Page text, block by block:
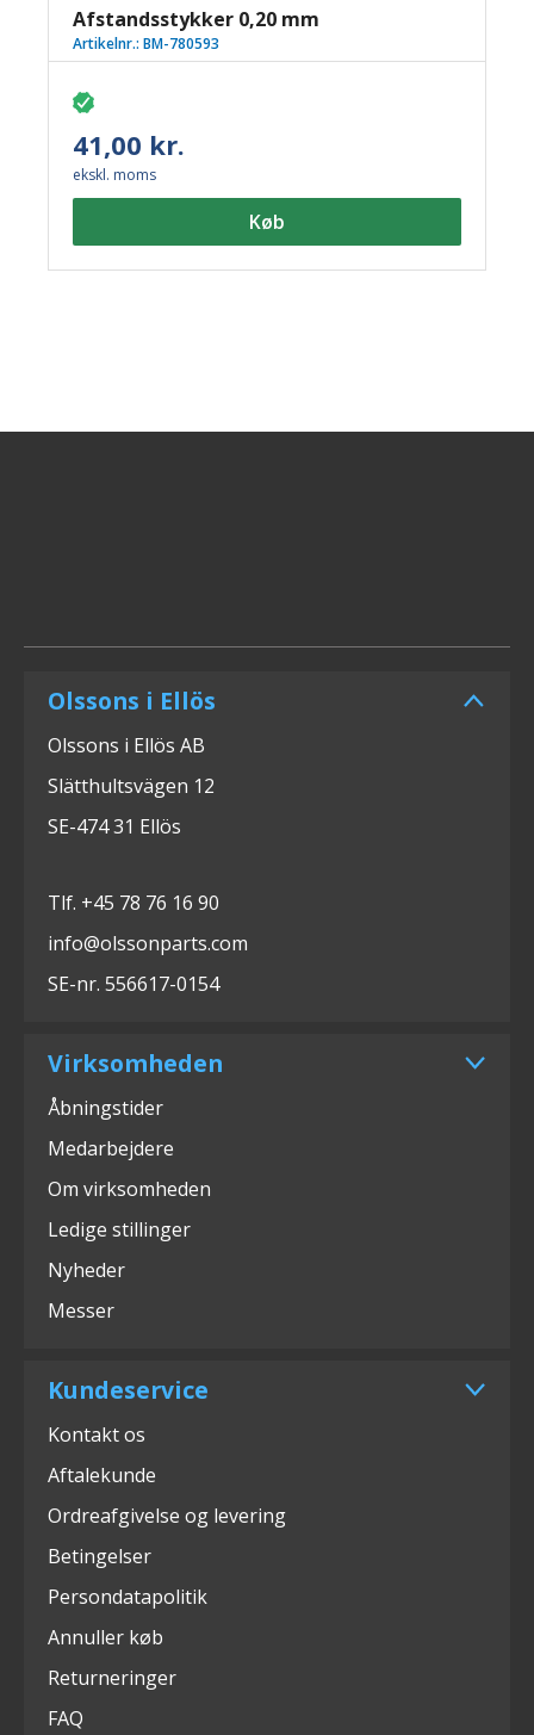
Afstandsstykker 0,20 mm
Artikelnr.: BM-780593
41,00 kr.
ekskl. moms
Køb
Olssons i Ellös
Olssons i Ellös AB
Slätthultsvägen 12
SE-474 31 Ellös
Tlf. +45 78 76 16 90
info@olssonparts.com
SE-nr. 556617-0154
Virksomheden
Åbningstider
Medarbejdere
Om virksomheden
Ledige stillinger
Nyheder
Messer
Kundeservice
Kontakt os
Aftalekunde
Ordreafgivelse og levering
Betingelser
Persondatapolitik
Annuller køb
Returneringer
FAQ